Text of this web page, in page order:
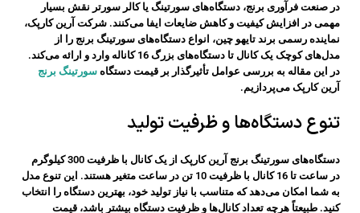
در صنعت فرآوری برنج، دستگاه‌های سورتینگ یا کالر سورتر نقش بسیار
مهمی در افزایش کیفیت و کاهش ضایعات ایفا می‌کنند. شرکت آرین کارپک،
نماینده رسمی برند تایهو چین، انواع دستگاه‌های سورتینگ برنج را از
مدل‌های کوچک یک کانال تا دستگاه‌های بزرگ 16 کاناله وارد و ارائه می‌کند.
در این مقاله به بررسی عوامل تأثیرگذار بر قیمت دستگاه‌ سورتینگ برنج
آرین کارپک می‌پردازیم.
تنوع دستگاه‌ها و ظرفیت تولید
دستگاه‌های سورتینگ برنج آرین کارپک از یک کانال با ظرفیت 300 کیلوگرم
در ساعت تا 16 کانال با ظرفیت 10 تن در ساعت متغیر هستند. این تنوع مدل
به شما امکان می‌دهد که متناسب با نیاز تولید خود، بهترین دستگاه را انتخاب
کنید. طبیعتاً هرچه تعداد کانال‌ها و ظرفیت دستگاه بیشتر باشد، قیمت